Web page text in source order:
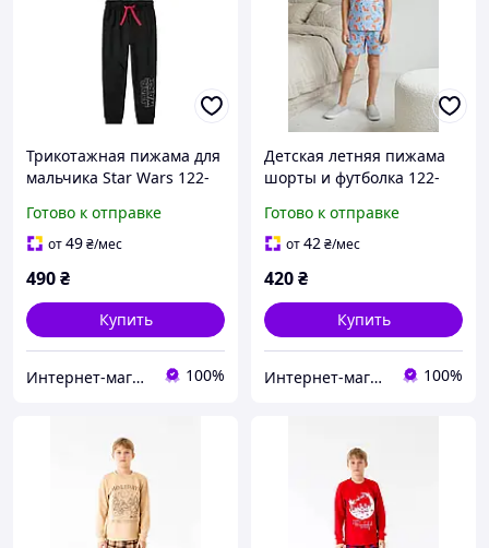
Трикотажная пижама для
мальчика Star Wars 122-
Готово к отправке
от49₴/мес
490₴
Купить
Интернет-магазин "Детки" 100%
Детская летняя пижама
шорты и футболка 122-
Готово к отправке
от42₴/мес
420₴
Купить
Интернет-магазин "Детки" 100%